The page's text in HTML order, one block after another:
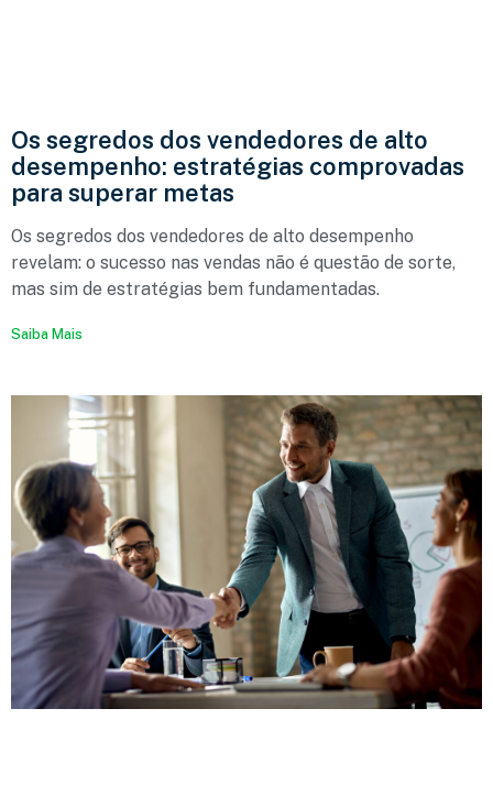
Os segredos dos vendedores de alto
desempenho: estratégias comprovadas
para superar metas
Os segredos dos vendedores de alto desempenho
revelam: o sucesso nas vendas não é questão de sorte,
mas sim de estratégias bem fundamentadas.
Saiba Mais